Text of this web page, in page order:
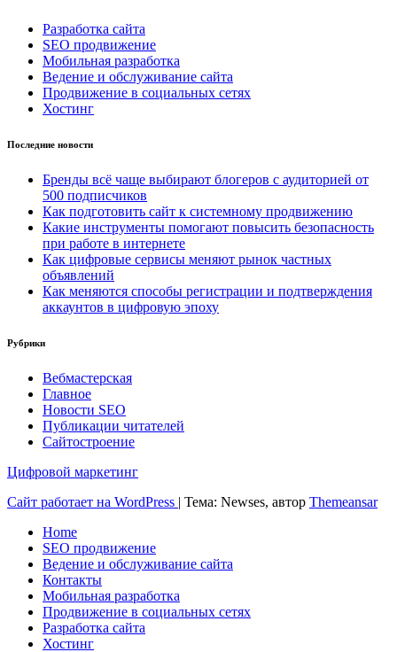
Разработка сайта
SEO продвижение
Мобильная разработка
Ведение и обслуживание сайта
Продвижение в социальных сетях
Хостинг
Последние новости
Бренды всё чаще выбирают блогеров с аудиторией от
500 подписчиков
Как подготовить сайт к системному продвижению
Какие инструменты помогают повысить безопасность
при работе в интернете
Как цифровые сервисы меняют рынок частных
объявлений
Как меняются способы регистрации и подтверждения
аккаунтов в цифровую эпоху
Рубрики
Вебмастерская
Главное
Новости SEO
Публикации читателей
Сайтостроение
Цифровой маркетинг
Сайт работает на WordPress | Тема: Newses, автор Themeansar
Home
SEO продвижение
Ведение и обслуживание сайта
Контакты
Мобильная разработка
Продвижение в социальных сетях
Разработка сайта
Хостинг